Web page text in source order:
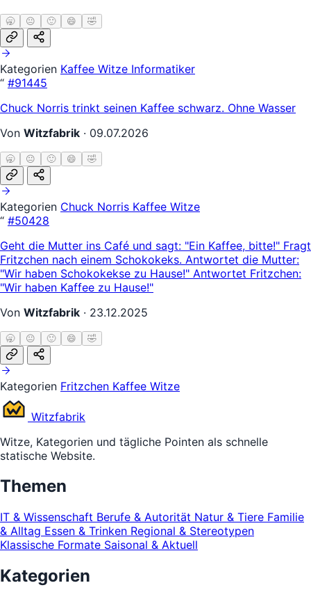
🥱 😐 🙂 😄 🤣
Kategorien Kaffee Witze Informatiker
“ #91445
Chuck Norris trinkt seinen Kaffee schwarz. Ohne Wasser
Von Witzfabrik · 09.07.2026
🥱 😐 🙂 😄 🤣
Kategorien Chuck Norris Kaffee Witze
“ #50428
Geht die Mutter ins Café und sagt: "Ein Kaffee, bitte!" Fragt
Fritzchen nach einem Schokokeks. Antwortet die Mutter:
"Wir haben Schokokekse zu Hause!" Antwortet Fritzchen:
"Wir haben Kaffee zu Hause!"
Von Witzfabrik · 23.12.2025
🥱 😐 🙂 😄 🤣
Kategorien Fritzchen Kaffee Witze
Witzfabrik
Witze, Kategorien und tägliche Pointen als schnelle
statische Website.
Themen
IT & Wissenschaft Berufe & Autorität Natur & Tiere Familie
& Alltag Essen & Trinken Regional & Stereotypen
Klassische Formate Saisonal & Aktuell
Kategorien